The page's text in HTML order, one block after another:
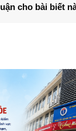
cho bài biết